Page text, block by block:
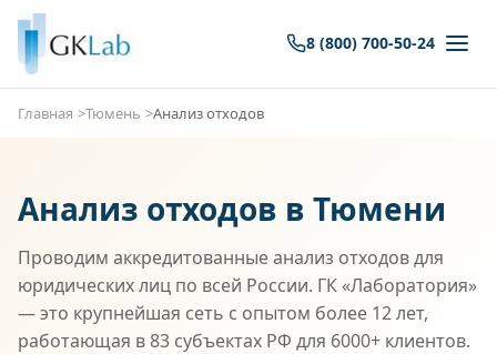
8 (800) 700-50-24
Главная Тюмень Анализ отходов
Анализ отходов в Тюмени
Проводим аккредитованные анализ отходов для
юридических лиц по всей России. ГК «Лаборатория»
— это крупнейшая сеть с опытом более 12 лет,
работающая в 83 субъектах РФ для 6000+ клиентов.